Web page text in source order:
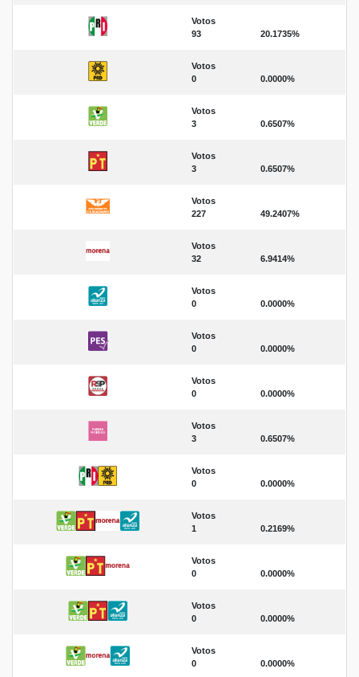
Votos
93
20.1735%
Votos
0
0.0000%
Votos
3
0.6507%
Votos
3
0.6507%
Votos
227
49.2407%
Votos
32
6.9414%
Votos
0
0.0000%
Votos
0
0.0000%
Votos
0
0.0000%
Votos
3
0.6507%
Votos
0
0.0000%
Votos
1
0.2169%
Votos
0
0.0000%
Votos
0
0.0000%
Votos
0
0.0000%